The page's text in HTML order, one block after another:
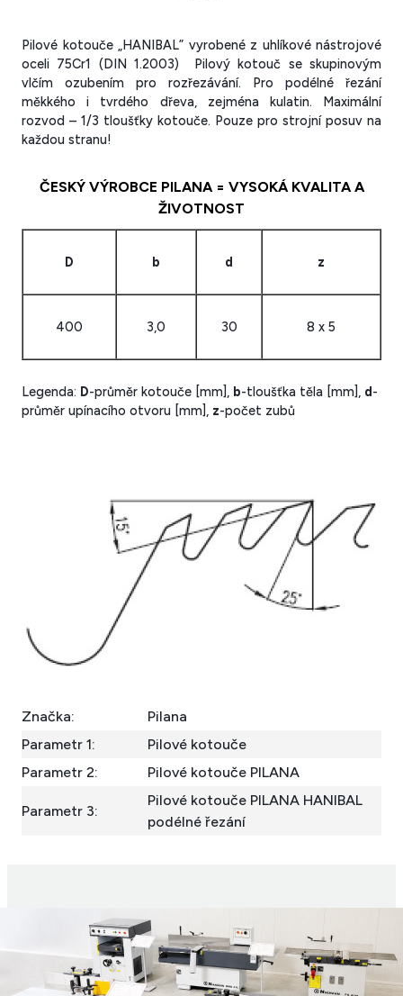
Pilové kotouče „HANIBAL” vyrobené z uhlíkové nástrojové
oceli 75Cr1 (DIN 1.2003) Pilový kotouč se skupinovým
vlčím ozubením pro rozřezávání. Pro podélné řezání
měkkého i tvrdého dřeva, zejména kulatin. Maximální
rozvod – 1/3 tloušťky kotouče. Pouze pro strojní posuv na
každou stranu!
ČESKÝ VÝROBCE PILANA = VYSOKÁ KVALITA A
ŽIVOTNOST
D b d z
400 3,0 30 8 x 5
Legenda: D-průměr kotouče [mm], b-tloušťka těla [mm], d-
průměr upínacího otvoru [mm], z-počet zubů
Značka:
Pilana
Parametr 1:
Pilové kotouče
Parametr 2:
Pilové kotouče PILANA
Parametr 3:
Pilové kotouče PILANA HANIBAL
podélné řezání